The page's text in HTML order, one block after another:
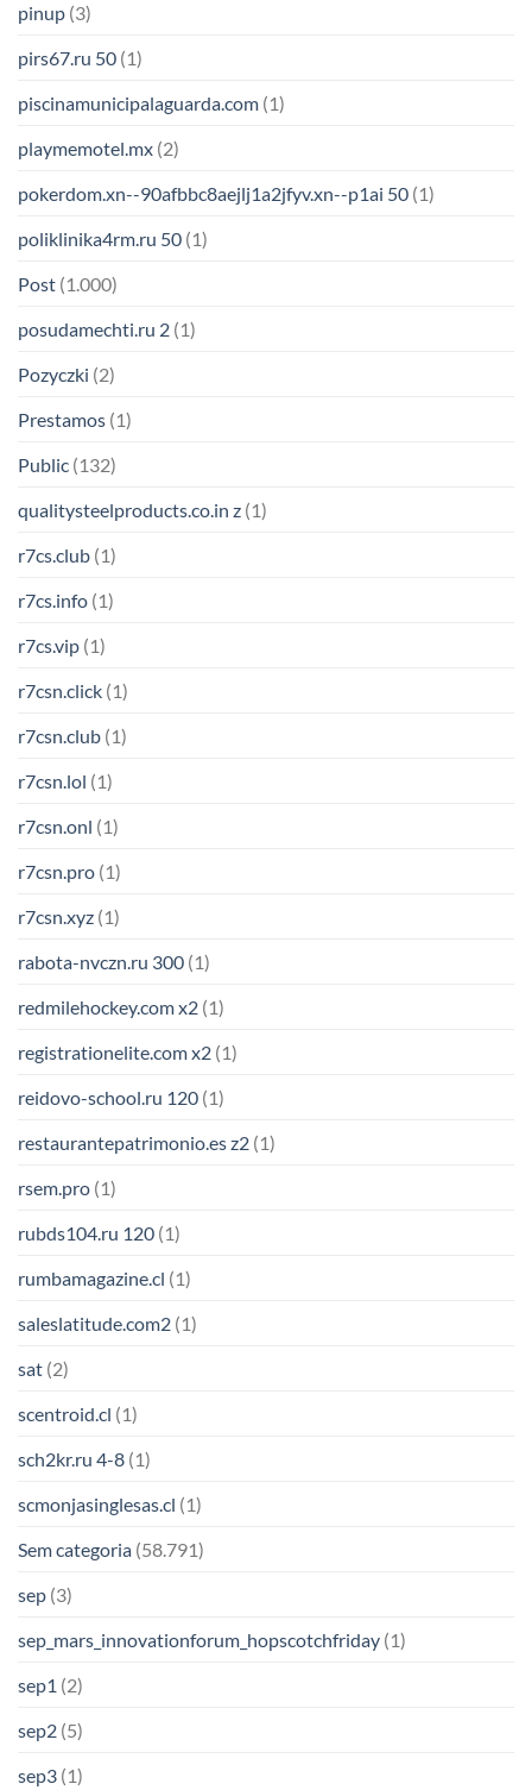
pinup (3)
pirs67.ru 50 (1)
piscinamunicipalaguarda.com (1)
playmemotel.mx (2)
pokerdom.xn--90afbbc8aejlj1a2jfyv.xn--p1ai 50 (1)
poliklinika4rm.ru 50 (1)
Post (1.000)
posudamechti.ru 2 (1)
Pozyczki (2)
Prestamos (1)
Public (132)
qualitysteelproducts.co.in z (1)
r7cs.club (1)
r7cs.info (1)
r7cs.vip (1)
r7csn.click (1)
r7csn.club (1)
r7csn.lol (1)
r7csn.onl (1)
r7csn.pro (1)
r7csn.xyz (1)
rabota-nvczn.ru 300 (1)
redmilehockey.com x2 (1)
registrationelite.com x2 (1)
reidovo-school.ru 120 (1)
restaurantepatrimonio.es z2 (1)
rsem.pro (1)
rubds104.ru 120 (1)
rumbamagazine.cl (1)
saleslatitude.com2 (1)
sat (2)
scentroid.cl (1)
sch2kr.ru 4-8 (1)
scmonjasinglesas.cl (1)
Sem categoria (58.791)
sep (3)
sep_mars_innovationforum_hopscotchfriday (1)
sep1 (2)
sep2 (5)
sep3 (1)